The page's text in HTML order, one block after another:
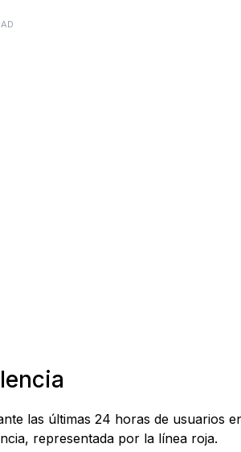
las últimas 24 horas de usuarios
representada por la línea roja.